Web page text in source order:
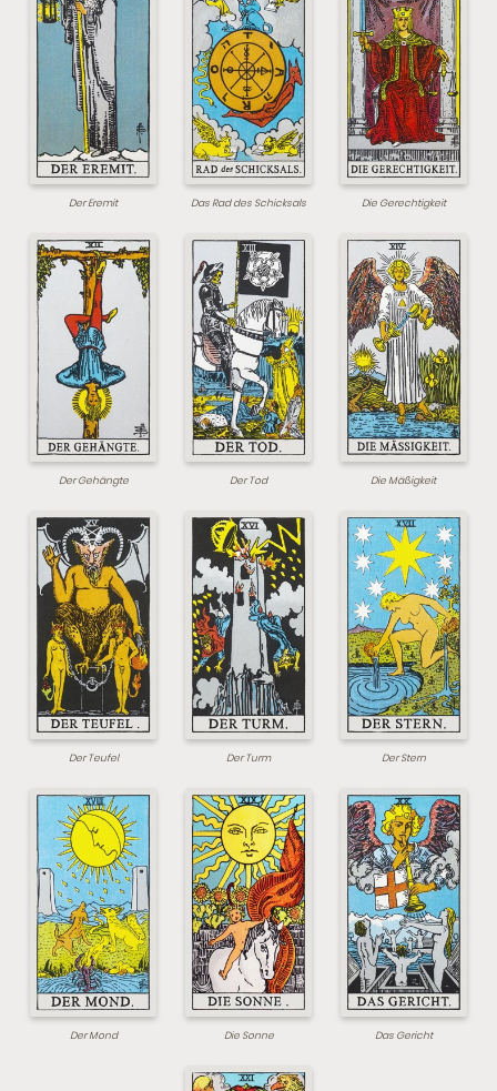
Der Eremit Das Rad des Schicksals Die Gerechtigkeit
Der Gehängte Der Tod Die Mäßigkeit
Der Teufel Der Turm Der Stern
Der Mond Die Sonne Das Gericht